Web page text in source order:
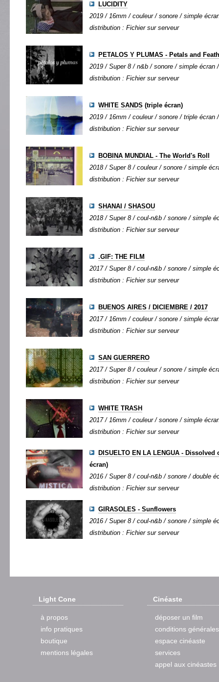
LUCIDITY
2019 / 16mm / couleur / sonore / simple
distribution : Fichier sur serveur
PETALOS Y PLUMAS - Petals and
2019 / Super 8 / n&b / sonore / simple écran
distribution : Fichier sur serveur
WHITE SANDS (triple écran)
2019 / 16mm / couleur / sonore / triple écran
distribution : Fichier sur serveur
BOBINA MUNDIAL - The World's Roll
2018 / Super 8 / couleur / sonore / simple
distribution : Fichier sur serveur
SHANAI / SHASOU
2018 / Super 8 / coul-n&b / sonore / simple
distribution : Fichier sur serveur
.GIF: THE FILM
2017 / Super 8 / coul-n&b / sonore / simple
distribution : Fichier sur serveur
BUENOS AIRES / DICIEMBRE / 2017
2017 / 16mm / couleur / sonore / simple
distribution : Fichier sur serveur
SAN GUERRERO
2017 / Super 8 / couleur / sonore / simple
distribution : Fichier sur serveur
WHITE TRASH
2017 / 16mm / couleur / sonore / simple
distribution : Fichier sur serveur
DISUELTO EN LA LENGUA - Dissolved
écran)
2016 / Super 8 / coul-n&b / sonore / double
distribution : Fichier sur serveur
GIRASOLES - Sunflowers
2016 / Super 8 / coul-n&b / sonore / simple
distribution : Fichier sur serveur
Light Cone
à propos
info pratiques
boutique
mentions légales
Cinéaste
déposer un film
conditions générales
espace cinéaste
services
appel aux cinéastes